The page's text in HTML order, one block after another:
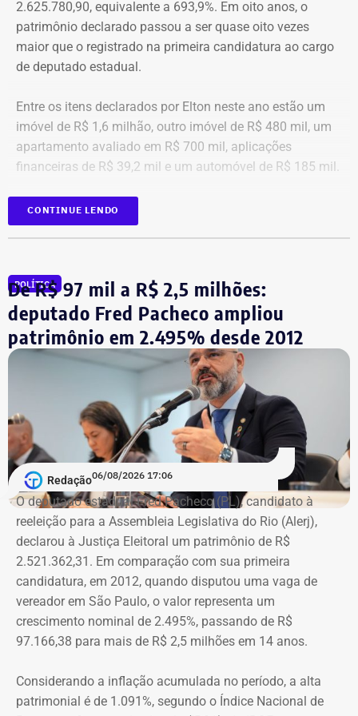
agressor. E o outro é o que vai acontecer com ela depois
que a denúncia for feita. Afinal, há o receio que alguma
brecha legal permita que o agressor, de alguma forma,
fique impune”, comenta.
Passados oito anos após as agrssões se tornarem
públicas nacionalmente, Cristiane cita qual o principal
item que acredita ser necessário que as autoridades
tenham mais rigor.
“A Lei Maria da Penha é muito boa. Eu fui salva graças a
ela. Mas, infelizmente, ainda é muito falha na
acionar o botão do pânico, não há uma equipe policial
que atue para fiscalizar se o agressor, de fato, está
próximo da vítima e, consequentemente, sofra a punição
por ter violado alguma medida protetiva, por exemplo.
Além disso, também penso que deveria ter mais preparo
com as pessoas que trabalhem na linha de frente desse
combate. Ou seja, juízes, assistentes sociais e psicólogos
que atuem com as mulheres que são vítimas de
agressões”, argumentou.
A atriz foi a primeira mulher a receber o benefício do
“botão do pânico”, ferramenta criada em 2019 pela
Polícia Militar do Rio. O objeto é conectado a uma
tornozeleira eletrônica usada pelo agressor. Em caso de
aproximação, a central de monitoramento é acionada e
entra em contato com a vítima e o agressor por telefone.
2.625.780,90, equivalente a 693,9%. Em oito anos, o
patrimônio declarado passou a ser quase oito vezes
maior que o registrado na primeira candidatura ao cargo
de deputado estadual.
Entre os itens declarados por Elton neste ano estão um
imóvel de R$ 1,6 milhão, outro imóvel de R$ 480 mil, um
apartamento avaliado em R$ 700 mil, aplicações
financeiras de R$ 39,2 mil e um automóvel de R$ 185 mil.
Na declaração apresentada em 2018, quando terminou a
eleição como suplente, Elton Cristo informou possuir três
veículos, um consórcio não contemplado e depósitos em
conta corrente, totalizando R$ 378,4 mil.
Quatro anos depois, nas eleições de 2022, quando voltou
a disputar uma vaga na Assembleia Legislativa (Alerj) e
novamente ficou como suplente, o patrimônio declarado
saltou para R$ 1.658.540,00. Na ocasião, os bens
mil, uma chácara de R$ 400 mil, dois veículos que
somavam R$ 647,3 mil e participações societárias em
CONTINUE LENDO
POLÍTICA
De R$ 97 mil a R$ 2,5 milhões:
deputado Fred Pacheco ampliou
patrimônio em 2.495% desde 2012
Redação06/08/2026 17:06
O deputado estadual Fred Pacheco (PL), candidato à
reeleição para a Assembleia Legislativa do Rio (Alerj),
declarou à Justiça Eleitoral um patrimônio de R$
2.521.362,31. Em comparação com sua primeira
candidatura, em 2012, quando disputou uma vaga de
vereador em São Paulo, o valor representa um
crescimento nominal de 2.495%, passando de R$
97.166,38 para mais de R$ 2,5 milhões em 14 anos.
Considerando a inflação acumulada no período, a alta
patrimonial é de 1.091%, segundo o Índice Nacional de